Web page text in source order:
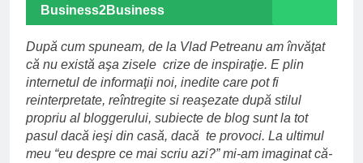
Business2Business
După cum spuneam, de la Vlad Petreanu am învăţat
că nu există aşa zisele crize de inspiraţie. E plin
internetul de informaţii noi, inedite care pot fi
reinterpretate, reîntregite si reaşezate după stilul
propriu al bloggerului, subiecte de blog sunt la tot
pasul dacă ieşi din casă, dacă te provoci. La ultimul
meu “eu despre ce mai scriu azi?” mi-am imaginat că-